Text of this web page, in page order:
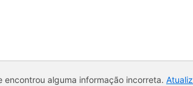
encontrou alguma informação incorreta.